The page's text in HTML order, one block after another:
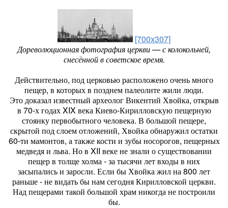
[700x307]
Дореволюционная фотография церкви — с колокольней,
снесённой в советское время.
Действительно, под церковью расположено очень много
пещер, в которых в позднем палеолите жили люди.
Это доказал известный археолог Викентий Хвойка, открыв
в 70-х годах XIX века Киево-Кирилловскую пещерную
стоянку первобытного человека. В большой пещере,
скрытой под слоем отложений, Хвойка обнаружил остатки
60-ти мамонтов, а также кости и зубы носорогов, пещерных
медведя и льва. Но в XII веке не знали о существовании
пещер в толще холма - за тысячи лет входы в них
засыпались и заросли. Если бы Хвойка жил на 800 лет
раньше - не видать бы нам сегодня Кирилловской церкви.
Над пещерами такой большой храм никогда не построили
бы.